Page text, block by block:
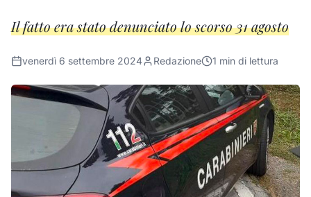
Il fatto era stato denunciato lo scorso 31 agosto
venerdì 6 settembre 2024 Redazione 1 min di lettura